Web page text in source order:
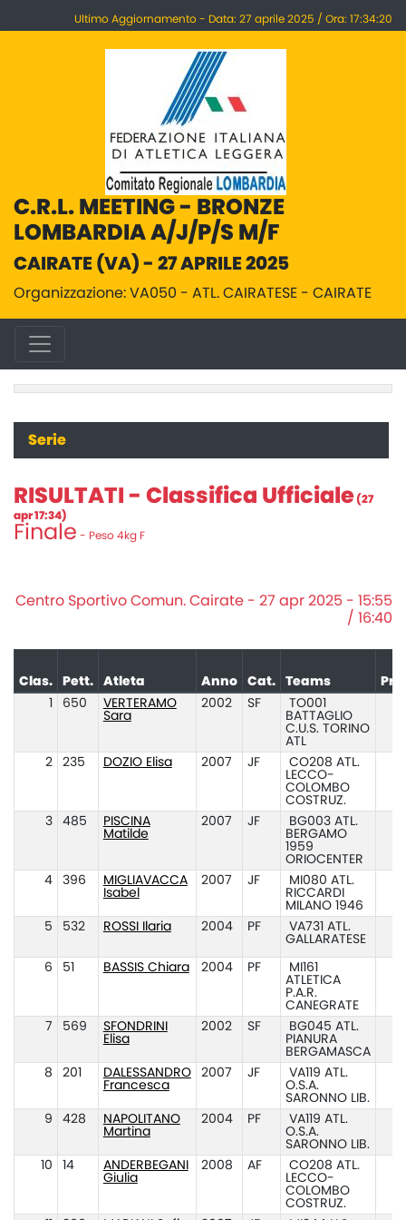
Ultimo Aggiornamento - Data: 27 aprile 2025 / Ora: 17:34:20
C.R.L. MEETING - BRONZE
LOMBARDIA A/J/P/S M/F
CAIRATE (VA) - 27 APRILE 2025
Organizzazione: VA050 - ATL. CAIRATESE - CAIRATE
Serie
RISULTATI - Classifica Ufficiale (27
apr 17:34)
Finale - Peso 4kg F
Centro Sportivo Comun. Cairate - 27 apr 2025 - 15:55
/ 16:40
Clas. Pett. Atleta Anno Cat. Teams
650
VERTERAMO
Sara
2002 SF
TO001
BATTAGLIO
C.U.S. TORINO
ATL
2
235 DOZIO Elisa 2007 JF
CO208 ATL.
LECCO-
COLOMBO
COSTRUZ.
3
485
PISCINA
Matilde
2007 JF
BG003 ATL.
BERGAMO
1959
ORIOCENTER
4
396
MIGLIAVACCA
Isabel
2007 JF
MI080 ATL.
RICCARDI
MILANO 1946
5
532 ROSSI Ilaria 2004 PF
VA731 ATL.
GALLARATESE
6 51 BASSIS Chiara 2004 PF
MI161
ATLETICA
P.A.R.
CANEGRATE
7
569
SFONDRINI
Elisa
2002 SF
BG045 ATL.
PIANURA
BERGAMASCA
8
201
DALESSANDRO
Francesca
2007 JF
VA119 ATL.
O.S.A.
SARONNO LIB.
9
428
NAPOLITANO
Martina
2004 PF
VA119 ATL.
O.S.A.
SARONNO LIB.
10
14
ANDERBEGANI
Giulia
2008 AF
CO208 ATL.
LECCO-
COLOMBO
COSTRUZ.